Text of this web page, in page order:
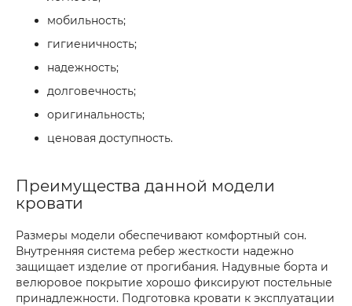
мобильность;
гигиеничность;
надежность;
долговечность;
оригинальность;
ценовая доступность.
Преимущества данной модели
кровати
Размеры модели обеспечивают комфортный сон.
Внутренняя система ребер жесткости надежно
защищает изделие от прогибания. Надувные борта и
велюровое покрытие хорошо фиксируют постельные
принадлежности. Подготовка кровати к эксплуатации